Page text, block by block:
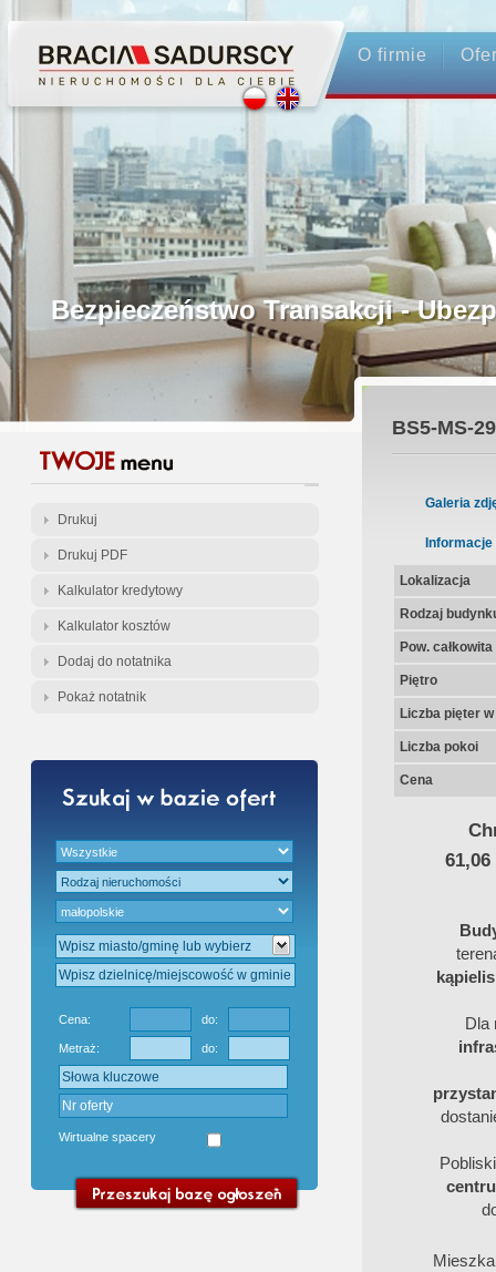
O firmie
Profesjonalne Pośrednictwo
Bezpieczeństwo Transakcji -
Licencjonowani Pośrednicy
Gwarancja Zwrotu Zadatku
Gratis - Przedwstępna Umowa
Drukuj
Drukuj PDF
Kalkulator kredytowy
Kalkulator kosztów
Dodaj do notatnika
Pokaż notatnik
Cena: do:
Metraż: do:
Wirtualne spacery
BS5-MS-
Galeria
Informacje
Lokalizacja
Rodzaj
Pow.
Piętro
Liczba pięter
Liczba pokoi
Cena
61,06
Dla